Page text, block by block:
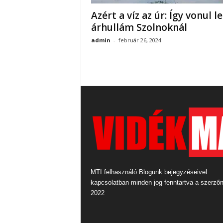
Azért a víz az úr: Így vonul
árhullám Szolnoknál
admin - február 26, 2024
MTI felhasználó Blogunk bejegyzéseivel
kapcsolatban minden jog fenntartva a
2022